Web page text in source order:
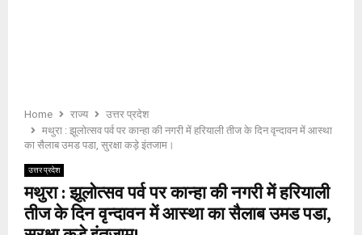
Home राज्य
उत्तर प्रदेश
मथुरा : झूलोत्सव पर्व पर कान्हा की नगरी में हरियाली तीज के दिन वृन्दावन में आस्था
का सैलाब उमड पडा, सुरक्षा कड़े इंतजाम।
उत्तर प्रदेश
मथुरा : झूलोत्सव पर्व पर कान्हा की नगरी में हरियाली
तीज के दिन वृन्दावन में आस्था का सैलाब उमड पडा,